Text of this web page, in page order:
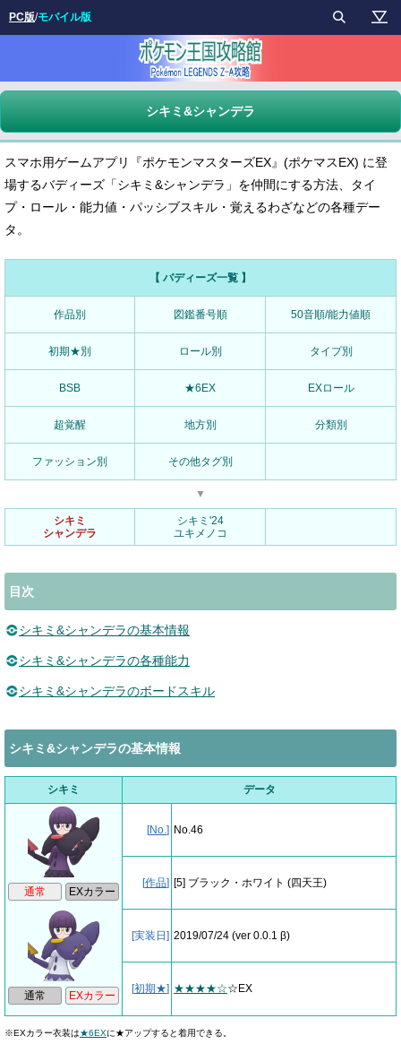
シキミ&シャンデラ
スマホ用ゲームアプリ『ポケモンマスターズEX』(ポケマスEX) に登
場するバディーズ「シキミ&シャンデラ」を仲間にする方法、タイ
プ・ロール・能力値・パッシブスキル・覚えるわざなどの各種デー
タ。
【 バディーズ一覧 】
作品別 図鑑番号順 50音順/能力値順
初期★別 ロール別 タイプ別
BSB ★6EX EXロール
超覚醒 地方別 分類別
ファッション別 その他タグ別
▼
シキミ
シャンデラ
シキミ'24
ユキメノコ
目次
シキミ&シャンデラの基本情報
シキミ&シャンデラの各種能力
シキミ&シャンデラのボードスキル
シキミ&シャンデラの基本情報
シキミ データ
[No.] No.46
[作品] [5] ブラック・ホワイト (四天王)
[実装日] 2019/07/24 (ver 0.0.1 β)
[初期★] ★★★★☆☆EX
※EXカラー衣装は★6EXに★アップすると着用できる。
PC版/モバイル版